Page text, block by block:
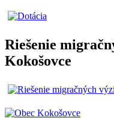
Riešenie
Kokošovce